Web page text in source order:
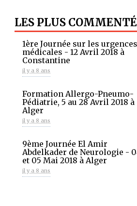
LES PLUS
1ère Journée sur les urgences
médicales - 12 Avril 2018 à
Constantine
il y a 8 ans
Formation Allergo-Pneumo-
Pédiatrie, 5 au 28 Avril 2018 à
Alger
il y a 8 ans
9ème Journée El Amir
Abdelkader de Neurologie -
et 05 Mai 2018 à Alger
il y a 8 ans